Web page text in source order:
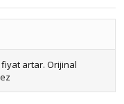
artar. Orijinal